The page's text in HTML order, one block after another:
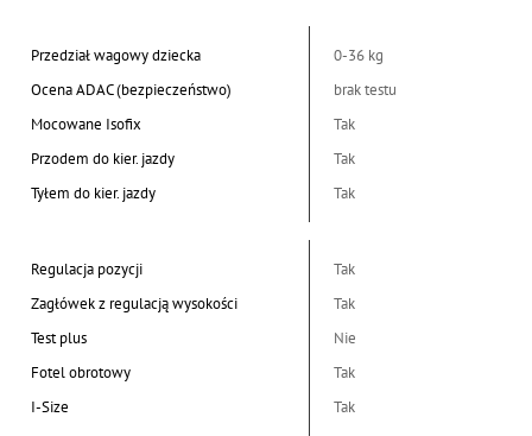
Przedział wagowy dziecka
0-36 kg
Ocena ADAC (bezpieczeństwo)
brak testu
Mocowane Isofix
Tak
Przodem do kier. jazdy
Tak
Tyłem do kier. jazdy
Tak
Regulacja pozycji
Tak
Zagłówek z regulacją wysokości
Tak
Test plus
Nie
Fotel obrotowy
Tak
I-Size
Tak